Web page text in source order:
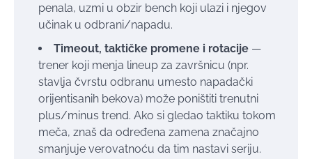
penala, uzmi u obzir bench koji ulazi i njegov
učinak u odbrani/napadu.
Timeout, taktičke promene i rotacije —
trener koji menja lineup za završnicu (npr.
stavlja čvrstu odbranu umesto napadački
orijentisanih bekova) može poništiti trenutni
plus/minus trend. Ako si gledao taktiku tokom
meča, znaš da određena zamena značajno
smanjuje verovatnoću da tim nastavi seriju.